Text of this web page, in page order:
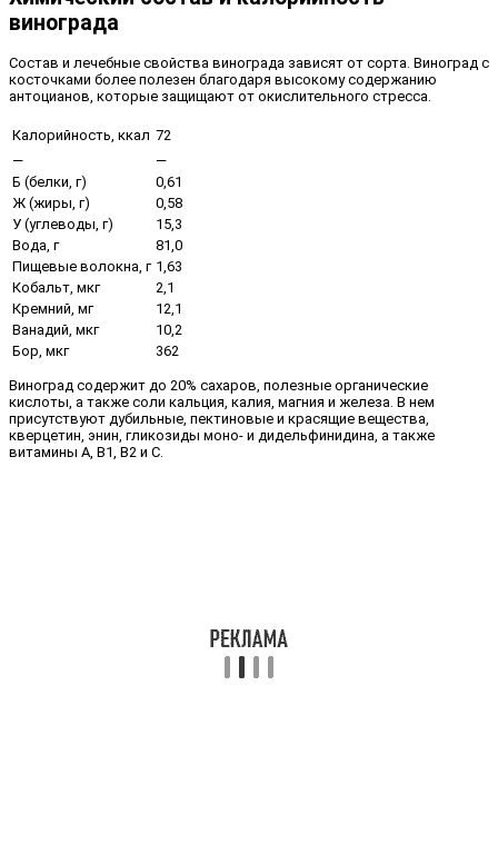
винограда
Состав и лечебные свойства винограда зависят от сорта. Виноград с
косточками более полезен благодаря высокому содержанию
антоцианов, которые защищают от окислительного стресса.
Калорийность, ккал 72
—
—
Б (белки, г)
0,61
Ж (жиры, г)
0,58
У (углеводы, г)
15,3
Вода, г
81,0
Пищевые волокна, г 1,63
Кобальт, мкг
2,1
Кремний, мг
12,1
Ванадий, мкг
10,2
Бор, мкг
362
Виноград содержит до 20% сахаров, полезные органические
кислоты, а также соли кальция, калия, магния и железа. В нем
присутствуют дубильные, пектиновые и красящие вещества,
кверцетин, энин, гликозиды моно- и дидельфинидина, а также
витамины A, B1, B2 и C.